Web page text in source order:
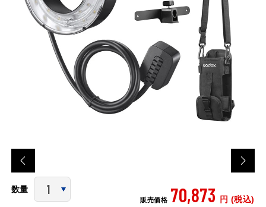
数量
販売価格 70,873 円 (税込)